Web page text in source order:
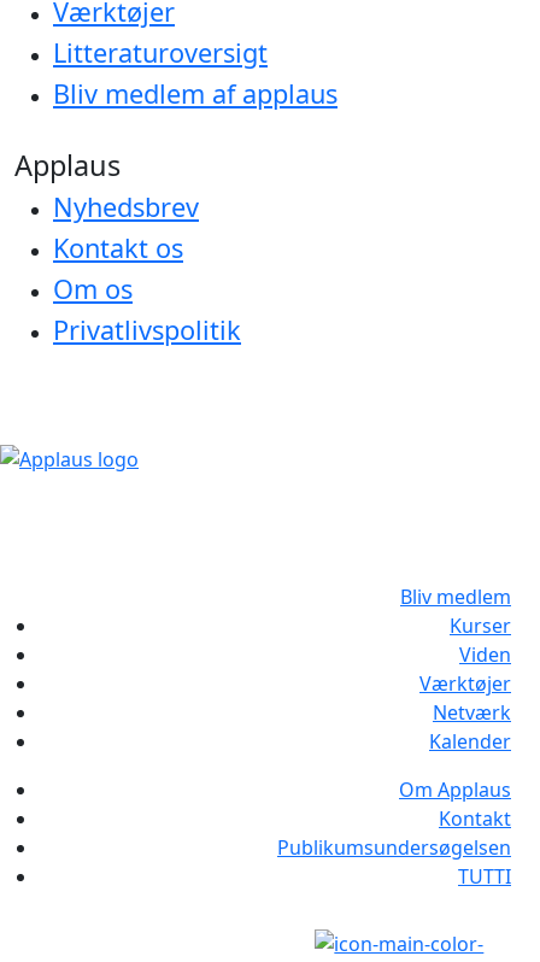
Værktøjer
Litteraturoversigt
Bliv medlem af applaus
Applaus
Nyhedsbrev
Kontakt os
Om os
Privatlivspolitik
Bliv medlem
Kurser
Viden
Værktøjer
Netværk
Kalender
Om Applaus
Kontakt
Publikumsundersøgelsen
TUTTI